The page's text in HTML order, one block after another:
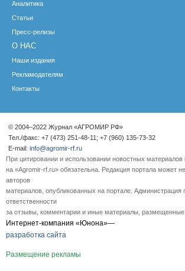
Аналитика
Статьи
Пресс-релизы
О НАС
Наши издания
Рекламодателям
Контакты
© 2004–2022 Журнал «АГРОМИР РФ»
Тел./факс: +7 (473) 251-48-11; +7 (960) 135-73-32
E-mail: info@agromir-rf.ru
При цитировании и использовании новостных материалов
на «Agromir-rf.ru» обязательна. Редакция портала может
авторов
материалов, опубликованных на портале. Администрация
ответственности
за отзывы, комментарии и иные материалы, размещенные
Интернет-компания «Юнона»—
разработка сайта
Размещение рекламы